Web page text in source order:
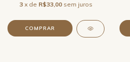
3 x de R$33,00 sem juros